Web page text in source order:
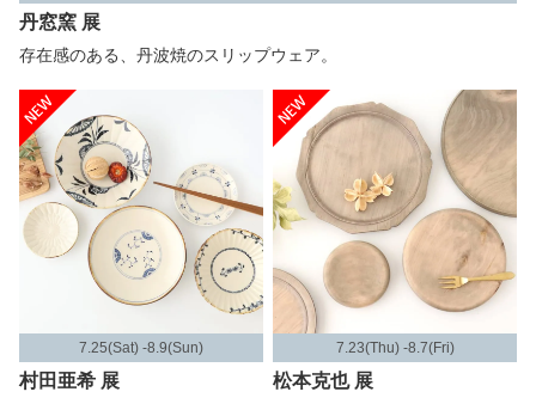
丹窓窯 展
存在感のある、丹波焼のスリップウェア。
7.25(Sat) -8.9(Sun)
村田亜希 展
7.23(Thu) -8.7(Fri)
松本克也 展